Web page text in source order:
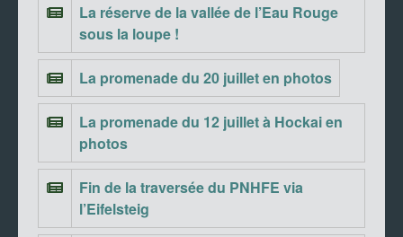
La réserve de la vallée de l’Eau Rouge
sous la loupe !
La promenade du 20 juillet en photos
La promenade du 12 juillet à Hockai en
photos
Fin de la traversée du PNHFE via
l’Eifelsteig